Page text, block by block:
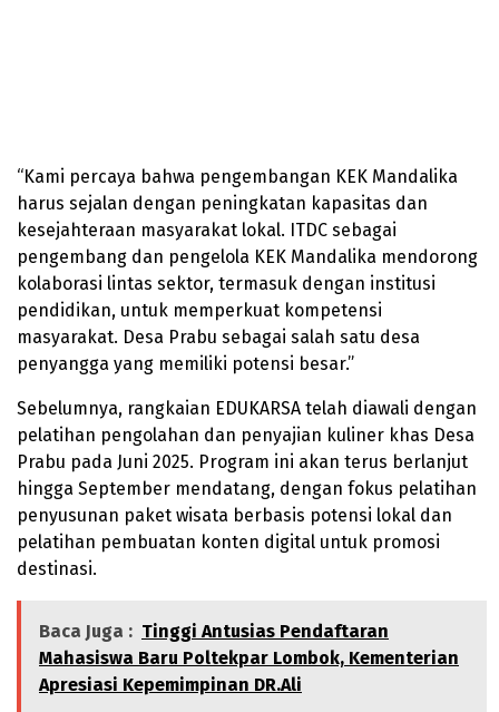
“Kami percaya bahwa pengembangan KEK Mandalika
harus sejalan dengan peningkatan kapasitas dan
kesejahteraan masyarakat lokal. ITDC sebagai
pengembang dan pengelola KEK Mandalika mendorong
kolaborasi lintas sektor, termasuk dengan institusi
pendidikan, untuk memperkuat kompetensi
masyarakat. Desa Prabu sebagai salah satu desa
penyangga yang memiliki potensi besar.”
Sebelumnya, rangkaian EDUKARSA telah diawali dengan
pelatihan pengolahan dan penyajian kuliner khas Desa
Prabu pada Juni 2025. Program ini akan terus berlanjut
hingga September mendatang, dengan fokus pelatihan
penyusunan paket wisata berbasis potensi lokal dan
pelatihan pembuatan konten digital untuk promosi
destinasi.
Baca Juga : Tinggi Antusias Pendaftaran
Mahasiswa Baru Poltekpar Lombok, Kementerian
Apresiasi Kepemimpinan DR.Ali